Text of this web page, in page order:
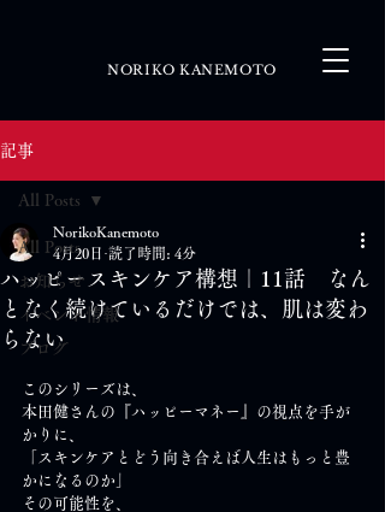
NORIKO KANEMOTO
記事
All Posts
お知らせ
イベント情報
ブログ
All Posts
ハッピースキンケア構想｜11話 なん
となく続けているだけでは、肌は変わ
らない
NorikoKanemoto
4月20日 読了時間: 4分
このシリーズは、
本田健さんの『ハッピーマネー』の視点を手が
かりに、
「スキンケアとどう向き合えば人生はもっと豊
かになるのか」
その可能性を、